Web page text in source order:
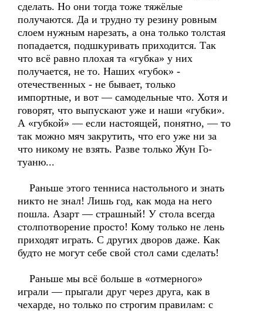
сделать. Но они тогда тоже тяжёлые
получаются. Да и трудно ту резину ровным
слоем нужным нарезать, а она только толстая
попадается, подшкуривать приходится. Так
что всё равно плохая та «губка» у них
получается, не то. Наших «губок» -
отечественных - не бывает, только
импортные, и вот — самодельные что. Хотя и
говорят, что выпускают уже и наши «губки».
А «губкой» — если настоящей, понятно, — то
так можно мяч закрутить, что его уже ни за
что никому не взять. Разве только Жун Го-
туаню...
Раньше этого тенниса настольного и знать
никто не знал! Лишь год, как мода на него
пошла. Азарт — страшный! У стола всегда
столпотворение просто! Кому только не лень
приходят играть. С других дворов даже. Как
будто не могут себе свой стол сами сделать!
Раньше мы всё больше в «отмерного»
играли — прыгали друг через друга, как в
чехарде, но только по строгим правилам: с